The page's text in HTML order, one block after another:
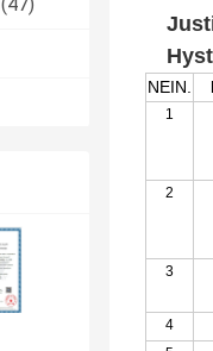
NEIN.
1
2
3
4